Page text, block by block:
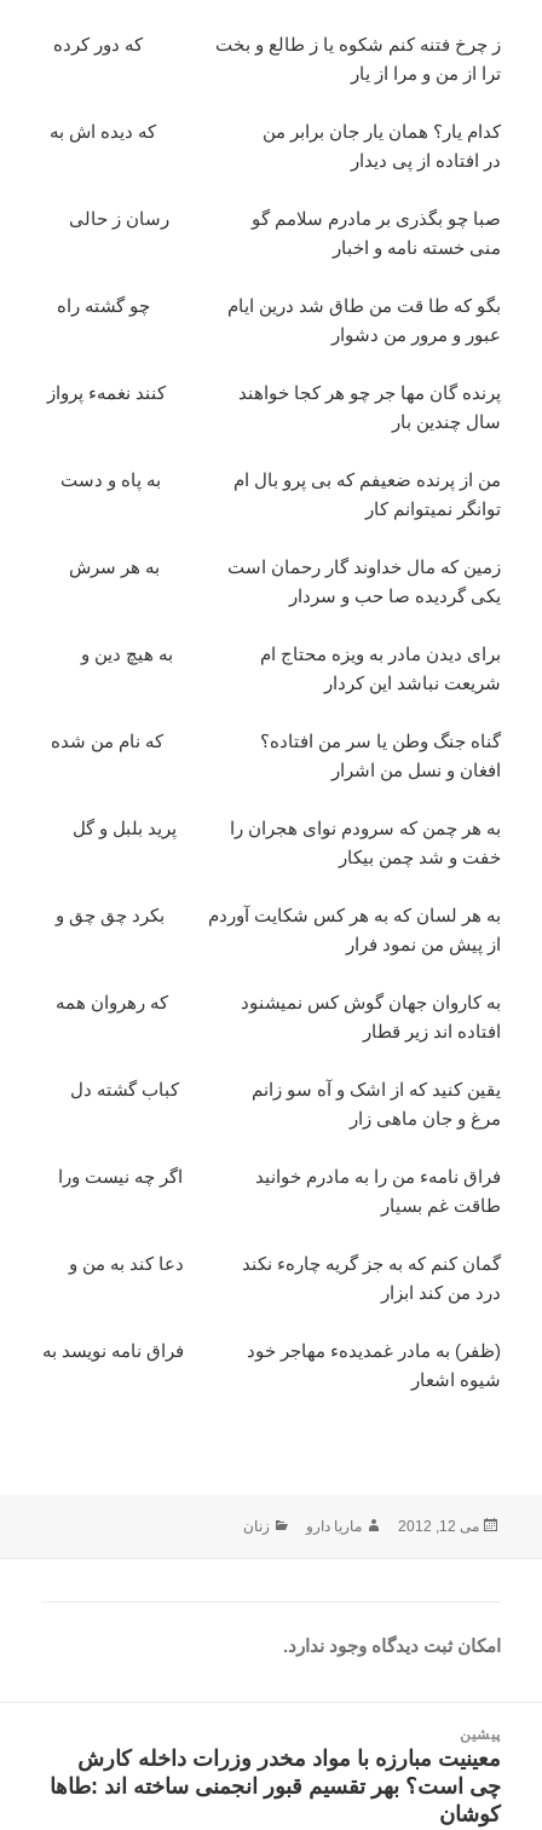
ز چرخ فتنه کنم شکوه یا ز طالع و بخت که دور کرده
ترا از من و مرا از یار
کدام یار؟ همان یار جان برابر من که دیده اش به
در افتاده از پی دیدار
صبا چو بگذری بر مادرم سلامم گو رسان ز حالی
منی خسته نامه و اخبار
بگو که طا قت من طاق شد درین ایام چو گشته راه
عبور و مرور من دشوار
پرنده گان مها جر چو هر کجا خواهند کنند نغمهء پرواز
سال چندین بار
من از پرنده ضعیفم که بی پرو بال ام به پاه و دست
توانگر نمیتوانم کار
زمین که مال خداوند گار رحمان است به هر سرش
یکی گردیده صا حب و سردار
برای دیدن مادر به ویزه محتاج ام به هیچ دین و
شریعت نباشد این کردار
گناه جنگ وطن یا سر من افتاده؟ که نام من شده
افغان و نسل من اشرار
به هر چمن که سرودم نوای هجران را پرید بلبل و گل
خفت و شد چمن بیکار
به هر لسان که به هر کس شکایت آوردم بکرد چق چق و
از پیش من نمود فرار
به کاروان جهان گوش کس نمیشنود که رهروان همه
افتاده اند زیر قطار
یقین کنید که از اشک و آه سو زانم کباب گشته دل
مرغ و جان ماهی زار
فراق نامهء من را به مادرم خوانید اگر چه نیست ورا
طاقت غم بسیار
گمان کنم که به جز گریه چارهء نکند دعا کند به من و
درد من کند ابزار
(ظفر) به مادر غمدیدهء مهاجر خود فراق نامه نویسد به
شیوه اشعار
ارسال
می 12, 2012 نویسنده
ماریا دارو دسته‌ها
زنان
امکان ثبت دیدگاه وجود ندارد.
نوشتهپیشین
نوشته
قبلی:
معینیت مبارزه با مواد مخدر وزرات داخله کارش
چی است؟ بهر تقسیم قبور انجمنی ساخته اند :طاها
کوشان